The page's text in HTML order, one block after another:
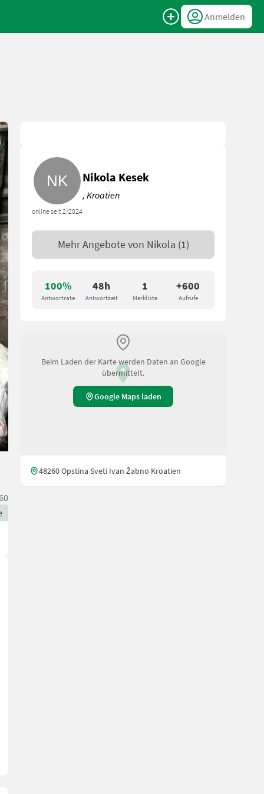
Anmelden
100%
Antwortrate
48h
Antwortzeit
1
Merkliste
+600
Aufrufe
online seit 2/2024
Nikola Kesek
, Kroatien
Mehr Angebote von Nikola (1)
Beim Laden der Karte werden Daten an Google
übermittelt.
Google Maps laden
48260 Opstina Sveti Ivan Žabno Kroatien